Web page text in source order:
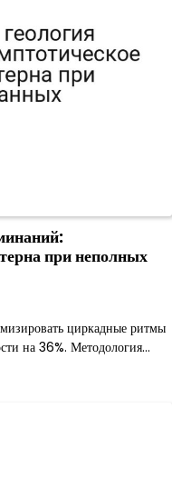
при неполных
циркадные ритмы
на 36%. Методология…